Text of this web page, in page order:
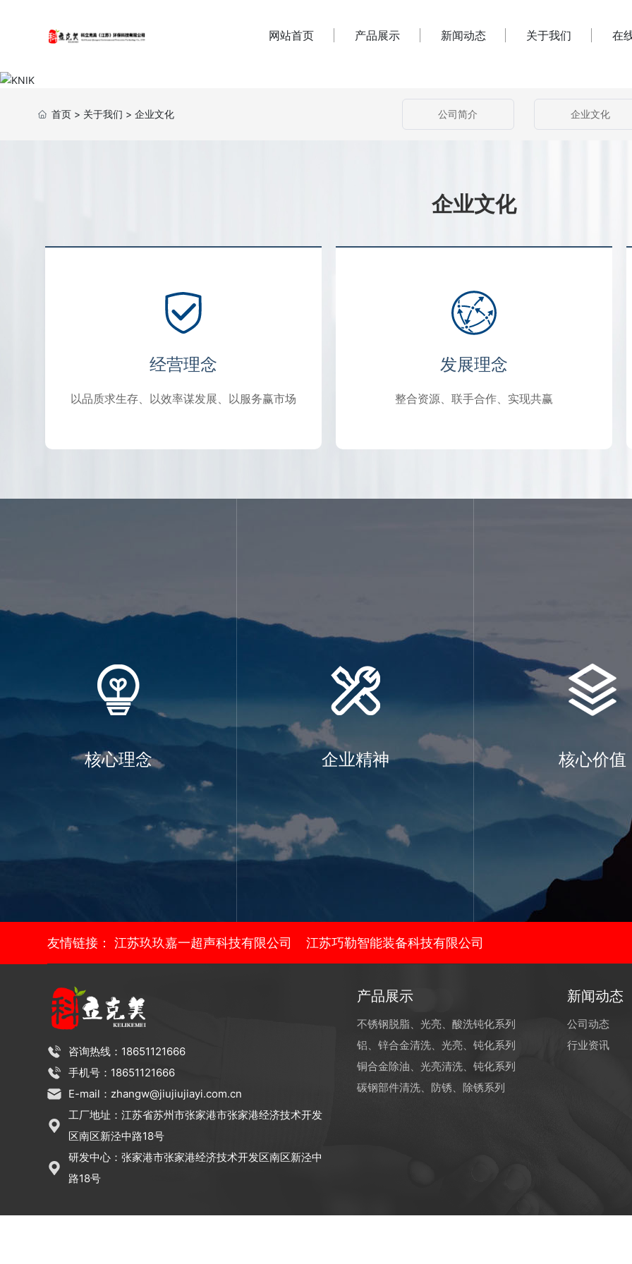
网站首页 产品展示 新闻动态 关于我们 在
首页> 关于我们 > 企业文化 公司简介 企业文化
企业文化
经营理念
以品质求生存、以效率谋发展、以服务赢市场
发展理念
整合资源、联手合作、实现共赢
核心理念 企业精神 核心价值
友情链接：江苏玖玖嘉一超声科技有限公司 江苏巧勒智能装备科技有限公司
咨询热线：18651121666
手机号：18651121666
E-mail：zhangw@jiujiujiayi.com.cn
工厂地址：江苏省苏州市张家港市张家港经济技术开发
区南区新泾中路18号
研发中心：张家港市张家港经济技术开发区南区新泾中
路18号
产品展示
不锈钢脱脂、光亮、酸洗钝化系列
铝、锌合金清洗、光亮、钝化系列
铜合金除油、光亮清洗、钝化系列
碳钢部件清洗、防锈、除锈系列
新闻动态
公司动态
行业资讯